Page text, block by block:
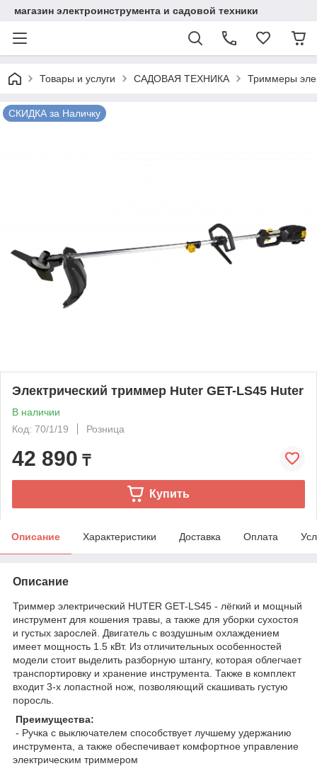
магазин электроинструмента и садовой техники
Товары и услуги САДОВАЯ ТЕХНИКА Триммеры
СКИДКА за Наличку
Электрический триммер Huter GET-LS45 Huter
В наличии
Код: 70/1/19
Розница
42 890 ₸
Купить
Описание Характеристики Доставка Оплата
Описание
Триммер электрический HUTER GET-LS45 - лёгкий и мощный
инструмент для кошения травы, а также для уборки сухостоя
и густых зарослей. Двигатель с воздушным охлаждением
имеет мощность 1.5 кВт. Из отличительных особенностей
модели стоит выделить разборную штангу, которая облегчает
транспортировку и хранение инструмента. Также в комплект
входит 3-х лопастной нож, позволяющий скашивать густую
поросль.
Преимущества:
- Ручка с выключателем способствует лучшему удержанию
инструмента, а также обеспечивает комфортное управление
электрическим триммером